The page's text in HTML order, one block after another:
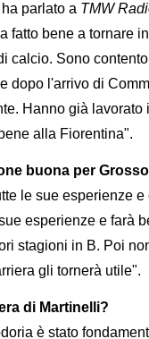
ha parlato a TMW
fatto bene a tornare
calcio. Sono
dopo l'arrivo di
Hanno già
alla Fiorentina".
buona per
le sue esperienze
esperienze e farà
stagioni in B. Poi
gli tornerà utile".
di Martinelli?
è stato